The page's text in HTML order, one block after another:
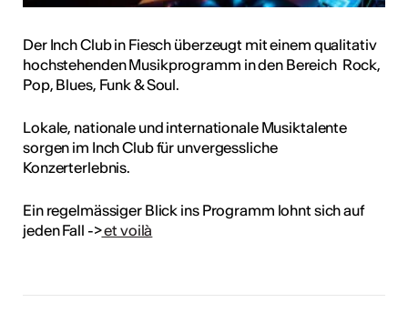
Der Inch Club in Fiesch überzeugt mit einem qualitativ
hochstehenden Musikprogramm in den Bereich Rock,
Pop, Blues, Funk & Soul.
Lokale, nationale und internationale Musiktalente
sorgen im Inch Club für unvergessliche
Konzerterlebnis.
Ein regelmässiger Blick ins Programm lohnt sich auf
jeden Fall ->et voilà